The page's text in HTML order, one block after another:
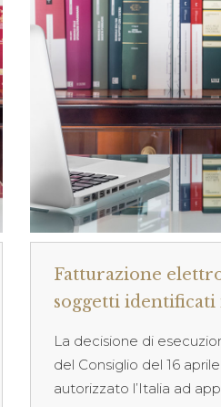
Fatturazione
soggetti
La decisione di
del Consiglio del 16
autorizzato l’Italia ad